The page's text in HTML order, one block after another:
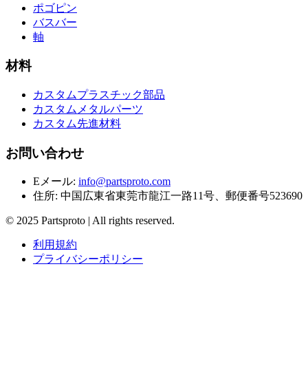
ポゴピン
バスバー
軸
材料
カスタムプラスチック部品
カスタムメタルパーツ
カスタム先進材料
お問い合わせ
Eメール: info@partsproto.com
住所: 中国広東省東莞市龍江一路11号、郵便番号523690
© 2025 Partsproto | All rights reserved.
利用規約
プライバシーポリシー